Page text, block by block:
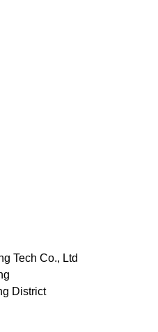
Tech Co., Ltd
District